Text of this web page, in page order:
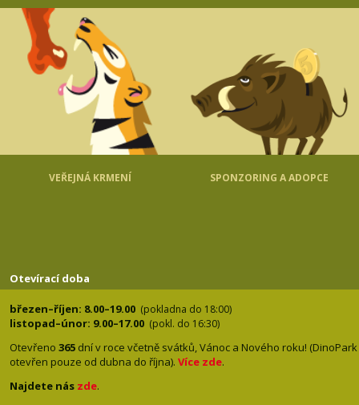
VEŘEJNÁ KRMENÍ SPONZORING A ADOPCE
Otevírací doba
březen–říjen: 8.00–19.00 (pokladna do 18:00)
listopad–únor: 9.00–17.00 (pokl. do 16:30)
Otevřeno 365 dní v roce včetně svátků, Vánoc a Nového roku! (DinoPark
otevřen pouze od dubna do října). Více zde.
Najdete nás zde.